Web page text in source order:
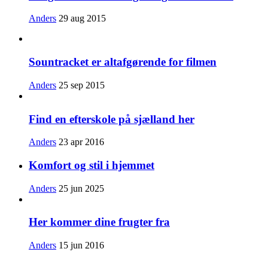
Anders 29 aug 2015
Sountracket er altafgørende for filmen
Anders 25 sep 2015
Find en efterskole på sjælland her
Anders 23 apr 2016
Komfort og stil i hjemmet
Anders 25 jun 2025
Her kommer dine frugter fra
Anders 15 jun 2016